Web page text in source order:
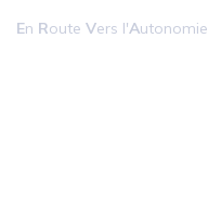
En Route Vers l'Autonomie